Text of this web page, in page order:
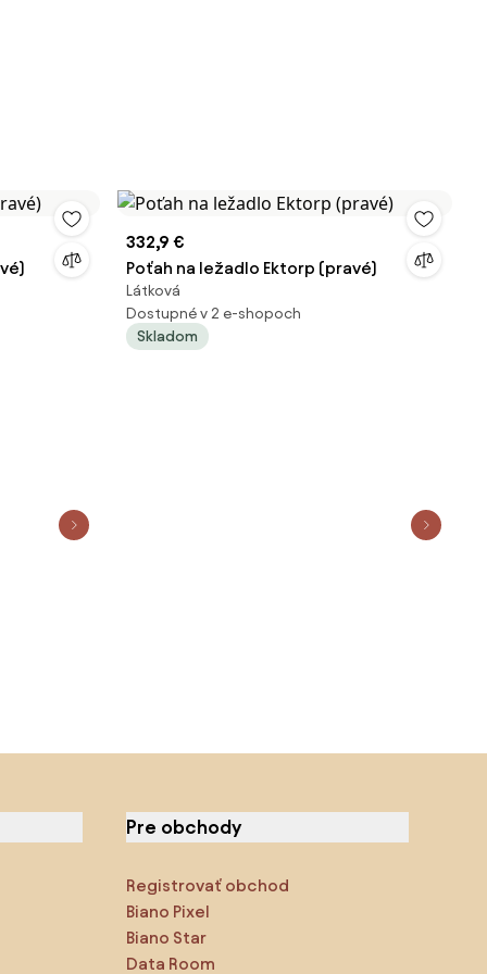
332,9 €
Poťah na ležadlo Ektorp (pravé)
Látková
Dostupné v 2 e-shopoch
Skladom
Pre obchody
Registrovať obchod
Biano Pixel
Biano Star
Data Room